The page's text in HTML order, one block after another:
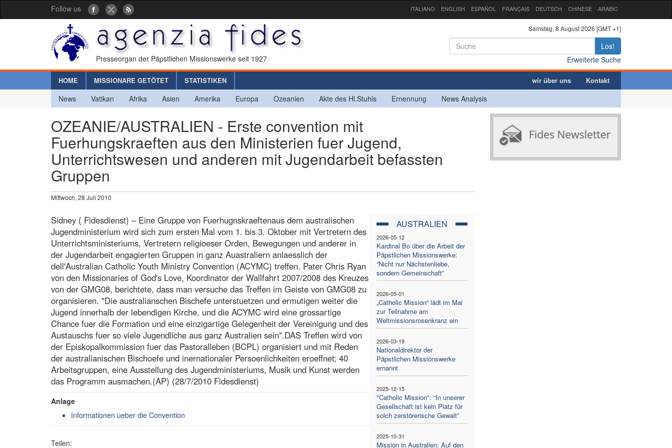
Follow us ITALIANO ENGLISH ESPAÑOL FRANÇAIS DEUTSCH CHINESE ARABIC
Presseorgan der Päpstlichen Missionswerke seit 1927
Samstag, 8 August 2026 [GMT +1]
Los!
Erweiterte Suche
HOME MISSIONARE GETÖTET STATISTIKEN wir über uns Kontakt
News Vatikan Afrika Asien Amerika Europa Ozeanien Akte des Hl.Stuhls Ernennung News Analysis
OZEANIE/AUSTRALIEN - Erste convention mit
Fuerhungskraeften aus den Ministerien fuer Jugend,
Unterrichtswesen und anderen mit Jugendarbeit befassten
Gruppen
Mittwoch, 28 Juli 2010
AUSTRALIEN
2026-05-12
Kardinal Bo über die Arbeit der
Päpstlichen Missionswerke:
“Nicht nur Nächstenliebe,
sondern Gemeinschaft”
2026-05-01
„Catholic Mission“ lädt im Mai
zur Teilnahme am
Weltmissionsrosenkranz ein
2026-03-19
Nationaldirektor der
Päpstlichen Missionswerke
ernannt
2025-12-15
"Catholic Mission": “In unserer
Gesellschaft ist kein Platz für
solch zerstörerische Gewalt”
2025-10-31
Mission in Australien: Auf den
Sidney ( Fidesdienst) – Eine Gruppe von Fuerhugnskraeftenaus dem australischen
Jugendministerium wird sich zum ersten Mal vom 1. bis 3. Oktober mit Vertretern des
Unterrichtsministeriums, Vertretern religioeser Orden, Bewegungen und anderer in
der Jugendarbeit engagierten Gruppen in ganz Auastraliern anlaesslich der
dell'Australian Catholic Youth Ministry Convention (ACYMC) treffen. Pater Chris Ryan
von den Missionaries of God's Love, Koordinator der Wallfahrt 2007/2008 des Kreuzes
von der GMG08, berichtete, dass man versuche das Treffen im Geiste von GMG08 zu
organisieren. "Die australianschen Bischefe unterstuetzen und ermutigen weiter die
Jugend innerhalb der lebendigen Kirche, und die ACYMC wird eine grossartige
Chance fuer die Formation und eine einzigartige Gelegenheit der Vereinigung und des
Austauschs fuer so viele Jugendliche aus ganz Australien sein".DAS Treffen wird von
der Episkopalkommission fuer das Pastoralleben (BCPL) organisiert und mit Reden
der australianischen Bischoefe und inernationaler Persoenlichkeiten eroeffnet; 40
Arbeitsgruppen, eine Ausstellung des Jugendministeriums, Musik und Kunst werden
das Programm ausmachen.(AP) (28/7/2010 Fidesdienst)
Anlage
Informationen ueber die Convention
Teilen: